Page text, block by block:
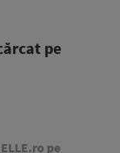
pe
pe